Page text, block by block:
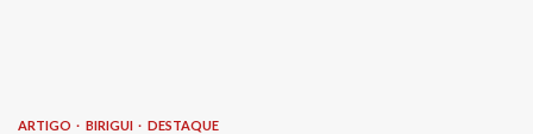
ARTIGO BIRIGUI DESTAQUE